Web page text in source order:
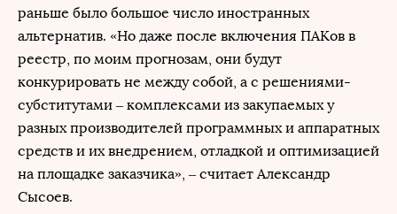
раньше было большое число иностранных
альтернатив. «Но даже после включения ПАКов в
реестр, по моим прогнозам, они будут
конкурировать не между собой, а с решениями-
субститутами – комплексами из закупаемых у
разных производителей программных и аппаратных
средств и их внедрением, отладкой и оптимизацией
на площадке заказчика», – считает Александр
Сысоев.